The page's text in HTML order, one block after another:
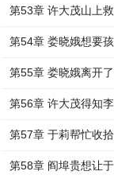
第53章 许大茂山上救
第54章 娄晓娥想要
第55章 娄晓娥离开了
第56章 许大茂得知
第57章 于莉帮忙收
第58章 阎埠贵想让